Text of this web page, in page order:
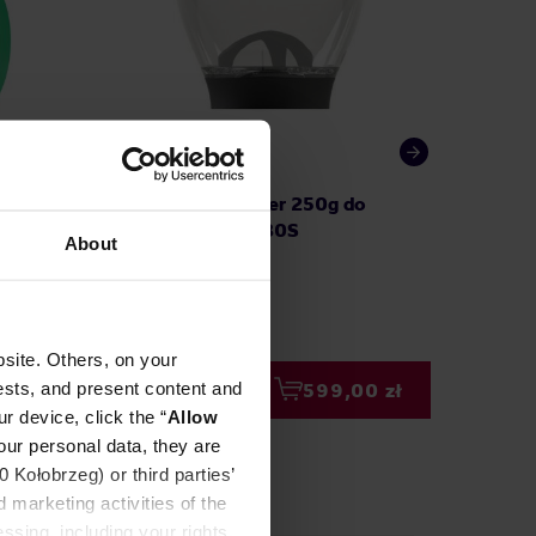
About
Others, on your
and present content and
device, click the “Allow
personal data, they are
or third parties’
marketing activities of the
including your rights,
zł
Mahlkönig - Hopper 250g do
młynka E65S / E80S
599,00 zł